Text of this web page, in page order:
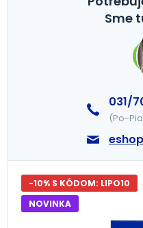
Sme
031/
(Po-
-10% S KÓDOM: LIPO10
NOVINKA